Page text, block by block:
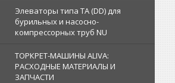
Элеваторы типа TA (DD) для
бурильных и насосно-
компрессорных труб NU
ТОРКРЕТ-МАШИНЫ ALIVA:
РАСХОДНЫЕ МАТЕРИАЛЫ И
ЗАПЧАСТИ